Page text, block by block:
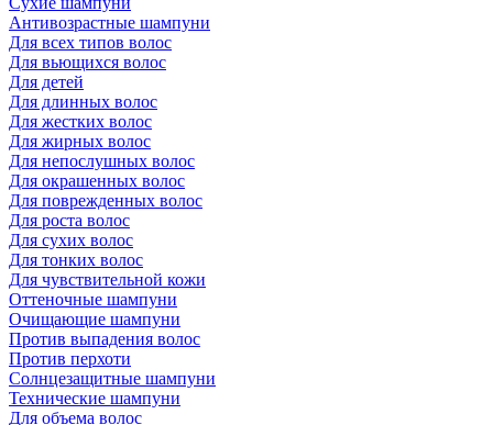
Антивозрастные шампуни
Для всех типов волос
Для вьющихся волос
Для детей
Для длинных волос
Для жестких волос
Для жирных волос
Для непослушных волос
Для окрашенных волос
Для поврежденных волос
Для роста волос
Для сухих волос
Для тонких волос
Для чувствительной кожи
Оттеночные шампуни
Очищающие шампуни
Против выпадения волос
Против перхоти
Солнцезащитные шампуни
Технические шампуни
Для объема волос